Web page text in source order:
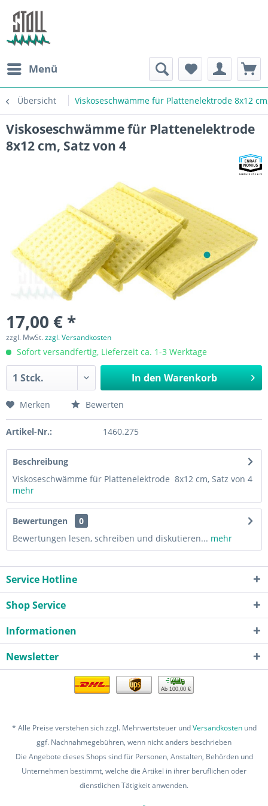
Menü
Übersicht Viskoseschwämme für Plattenelektrode 8x12
Viskoseschwämme für Plattenelektrode
8x12 cm, Satz von 4
17,00 € *
zzgl. MwSt.zzgl. Versandkosten
Sofort versandfertig, Lieferzeit ca. 1-3 Werktage
In den Warenkorb
Merken Bewerten
Artikel-Nr.: 1460.275
Beschreibung
Viskoseschwämme für Plattenelektrode 8x12 cm, Satz von 4
mehr
Bewertungen
0
Bewertungen lesen, schreiben und diskutieren... mehr
Service Hotline
Shop Service
Informationen
Newsletter
Ab 100,00 €
* Alle Preise verstehen sich zzgl. Mehrwertsteuer undVersandkostenund
ggf. Nachnahmegebühren, wenn nicht anders beschrieben
Die Angebote dieses Shops sind für Personen, Anstalten, Behörden und
Unternehmen bestimmt, welche die Artikel in ihrer beruflichen oder
dienstlichen Tätigkeit anwenden.